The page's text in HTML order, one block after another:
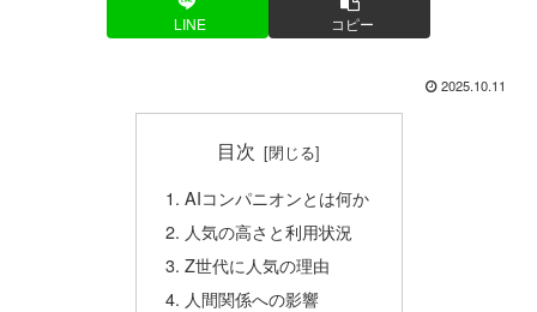
LINE コピー
2025.10.11
目次
AIコンパニオンとは何か
人気の高さと利用状況
Z世代に人気の理由
人間関係への影響